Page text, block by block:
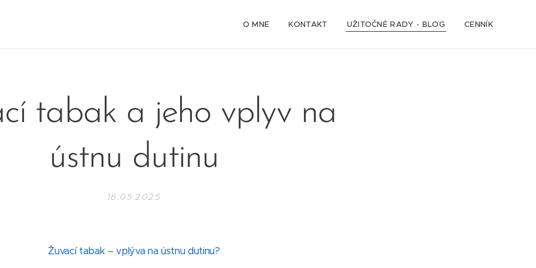
O MNE KONTAKT UŽITOČNÉ RADY - BLOG CENNÍK
tabak a jeho vplyv na
ústnu dutinu
18.05.2025
Žuvací tabak – vplýva na ústnu dutinu?